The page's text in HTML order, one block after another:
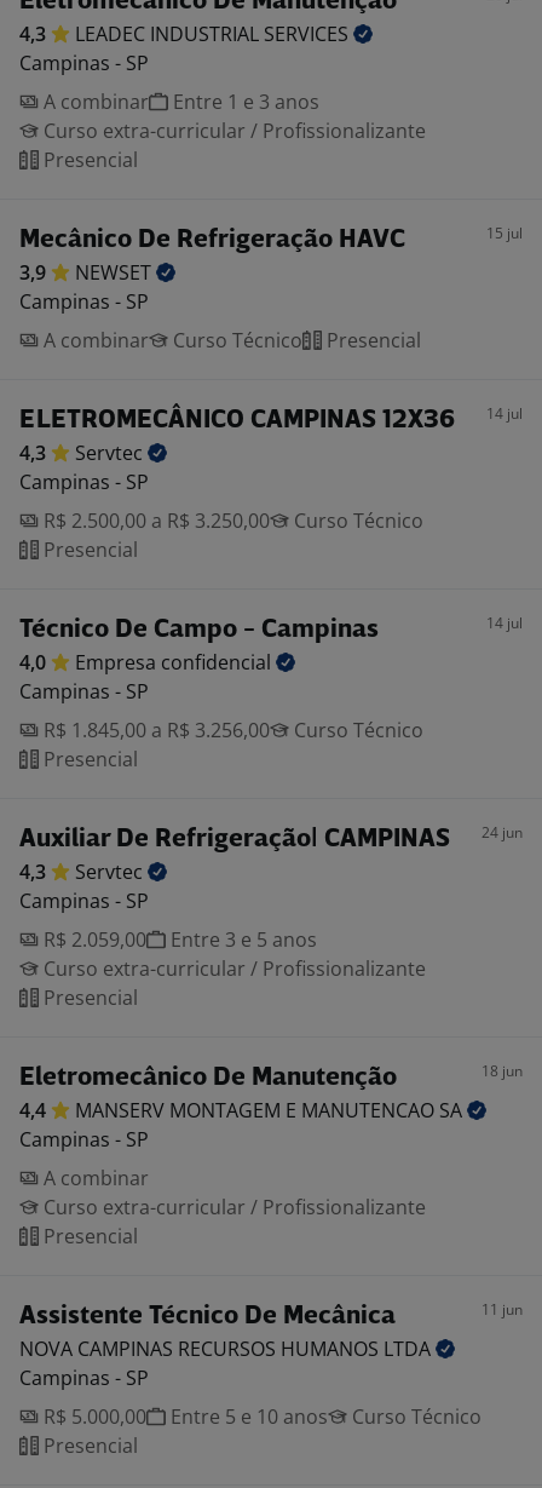
4,3 LEADEC INDUSTRIAL SERVICES
Campinas - SP
A combinar
Entre 1 e 3 anos
Curso extra-curricular / Profissionalizante
Presencial
Mecânico De Refrigeração HAVC 15 jul
3,9
NEWSET
Campinas - SP
A combinar
Curso Técnico Presencial
ELETROMECÂNICO CAMPINAS 12X36 14 jul
4,3
Servtec
Campinas - SP
R$ 2.500,00 a R$ 3.250,00
Curso Técnico
Presencial
Técnico De Campo - Campinas 14 jul
4,0 Empresa confidencial
Campinas - SP
R$ 1.845,00 a R$ 3.256,00
Curso Técnico
Presencial
Auxiliar De Refrigeração| CAMPINAS 24 jun
4,3
Servtec
Campinas - SP
R$ 2.059,00
Entre 3 e 5 anos
Curso extra-curricular / Profissionalizante
Presencial
Eletromecânico De Manutenção 18 jun
4,4 MANSERV MONTAGEM E MANUTENCAO SA
Campinas - SP
A combinar
Curso extra-curricular / Profissionalizante
Presencial
Assistente Técnico De Mecânica 11 jun
NOVA CAMPINAS RECURSOS HUMANOS LTDA
Campinas - SP
R$ 5.000,00
Entre 5 e 10 anos
Curso Técnico
Presencial